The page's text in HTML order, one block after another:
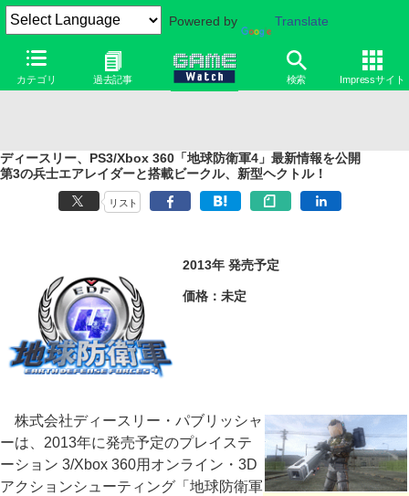
Powered by Translate
カテゴリ 過去記事 検索 Impressサイト
ディースリー、PS3/Xbox 360「地球防衛軍4」最新情報を公開
第3の兵士エアレイダーと搭載ビークル、新型ヘクトル！
リスト
2013年 発売予定
価格：未定
株式会社ディースリー・パブリッシャ
ーは、2013年に発売予定のプレイステ
ーション 3/Xbox 360用オンライン・3D
アクションシューティング「地球防衛軍